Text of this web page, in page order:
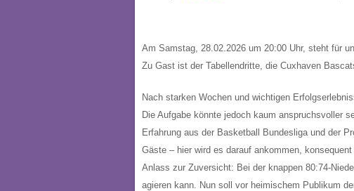
Am Samstag, 28.02.2026 um 20:00 Uhr, steht für
Zu Gast ist der Tabellendritte, die Cuxhaven
Nach starken Wochen und wichtigen
Die Aufgabe könnte jedoch kaum anspruchsvoller
Erfahrung aus der Basketball Bundesligaund der
Gäste – hier wird es darauf ankommen,
Anlass zur Zuversicht: Bei der knappen 80:74-
agieren kann. Nun soll vor heimischem Publikum